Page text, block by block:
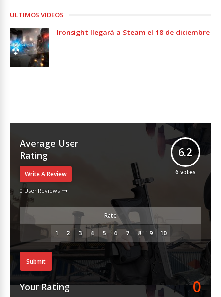
ÚLTIMOS VÍDEOS
Ironsight llegará a Steam el 18 de diciembre
Average User
Rating
Write A Review
0 User Reviews
6.2
6 votes
Rate
Submit
Your Rating 0